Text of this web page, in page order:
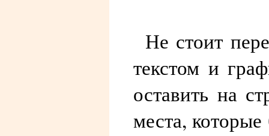
Не стоит
текстом и
оставить на
места,